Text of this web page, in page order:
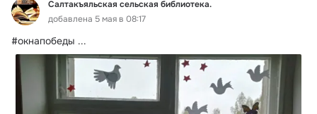
Салтакъяльская сельская библиотека.
добавлена 5 мая в 08:17
#окнапобеды ...